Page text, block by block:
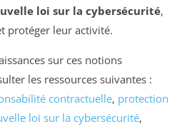
loi sur la cybersécurité,
protéger leur activité.
sur ces notions
les ressources suivantes :
contractuelle, protection
loi sur la cybersécurité,